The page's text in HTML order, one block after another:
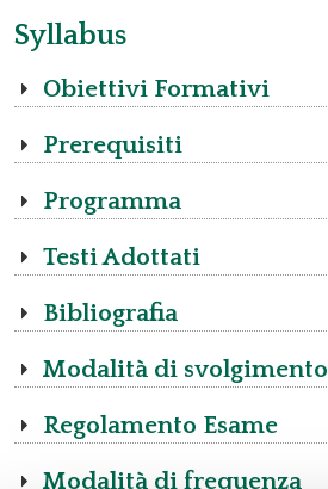
Syllabus
Obiettivi Formativi
Prerequisiti
Programma
Testi Adottati
Bibliografia
Modalità di svolgimento
Regolamento Esame
Modalità di frequenza